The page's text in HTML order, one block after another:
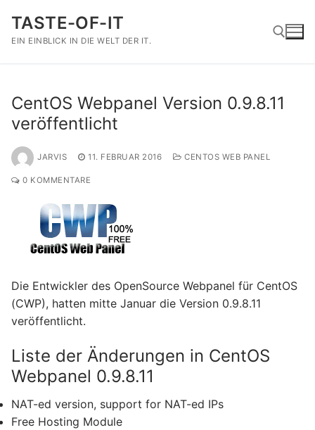
Inhalt
springen
TASTE-OF-IT
EIN EINBLICK IN DIE WELT DER IT.
CentOS Webpanel Version 0.9.8.11
veröffentlicht
JARVIS 11. FEBRUAR 2016 CENTOS WEB PANEL
0 KOMMENTARE
Die Entwickler des OpenSource Webpanel für CentOS
(CWP), hatten mitte Januar die Version 0.9.8.11
veröffentlicht.
Liste der Änderungen in CentOS
Webpanel 0.9.8.11
NAT-ed version, support for NAT-ed IPs
Free Hosting Module